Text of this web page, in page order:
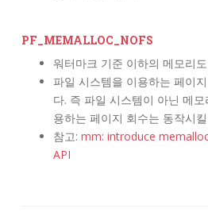
PF_MEMALLOC_NOFS
워터마크 기준 이하의 메모리
파일 시스템을 이용하는 페이
다. 즉 파일 시스템이 아닌 메
용하는 페이지 회수는 동작시
참고: mm: introduce
API